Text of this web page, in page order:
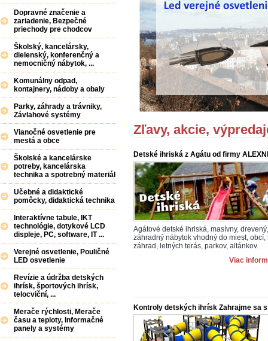
Dopravné značenie a
zariadenie, Bezpečné
priechody pre chodcov
Školský, kancelársky,
dielenský, konferenčný a
nemocničný nábytok, ...
Komunálny odpad,
kontajnery, nádoby a obaly
Parky, záhrady a trávniky,
Závlahové systémy
Vianočné osvetlenie pre
mestá a obce
Školské a kancelárske
potreby, kancelárska
technika a spotrebný materiál
Učebné a didaktické
pomôcky, didaktická technika
Interaktívne tabule, IKT
technológie, dotykové LCD
displeje, PC, software, IT ...
Verejné osvetlenie, Pouličné
LED osvetlenie
Revízie a údržba detských
ihrísk, športových ihrísk,
telocviční, ...
Merače rýchlosti, Merače
času a teploty, Informačné
panely a systémy
Zľavy, akcie,
Detské ihriská z Agátu od firmy
Agátové detské ihriská, masívny, drevený,
záhradný nábytok vhodný do miest, obcí,
záhrad, letných terás, parkov, altánkov.
Viac
Kontroly detských ihrísk Zahrajme sa